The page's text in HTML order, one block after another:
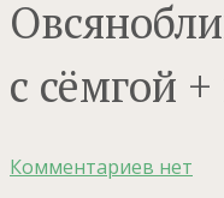
с сёмгой
Комментариев нет